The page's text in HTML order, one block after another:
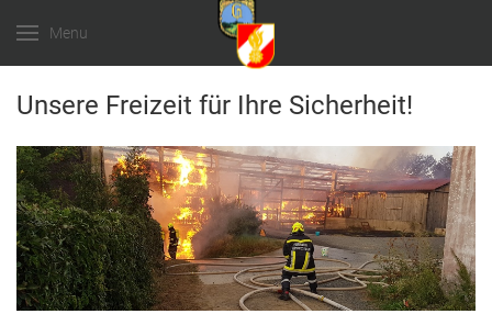
Menu
Unsere Freizeit für Ihre Sicherheit!